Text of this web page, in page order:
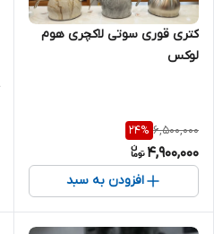
کتری قوری سوتی لاکچری هوم
لوکس
6,500,000
24%
4,900,000
افزودن به سبد